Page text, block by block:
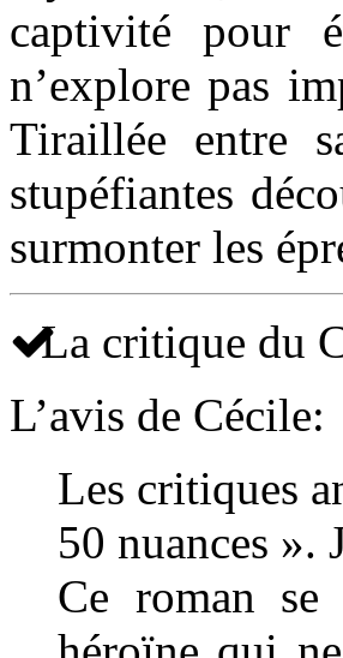
captivité pour
n’explore pas
Tiraillée entre
stupéfiantes
surmonter les
La critique du
L’avis de Cécile:
Les critiques
50 nuances ».
Ce roman